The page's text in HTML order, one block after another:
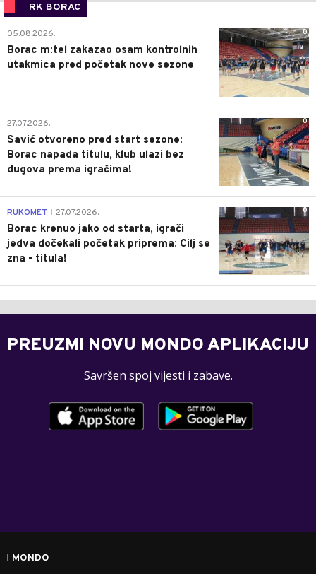
RK BORAC
0
05.08.2026.
Borac m:tel zakazao osam kontrolnih
utakmica pred početak nove sezone
0
27.07.2026.
Savić otvoreno pred start sezone:
Borac napada titulu, klub ulazi bez
dugova prema igračima!
0
RUKOMET 27.07.2026.
Borac krenuo jako od starta, igrači
jedva dočekali početak priprema: Cilj se
zna - titula!
PREUZMI NOVU MONDO APLIKACIJU
Savršen spoj vijesti i zabave.
MONDO